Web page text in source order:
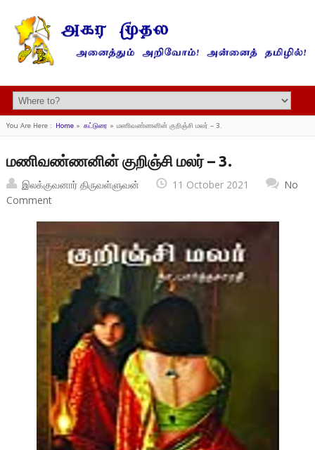
You Are Here : Home» கட்டுரை » மணிவண்ணனின் குறிஞ்சி மலர் – 3.
மணிவண்ணனின் குறிஞ்சி மலர் – 3.
இலக்குவனார் திருவள்ளுவன் 11 October 2021
No
Comment